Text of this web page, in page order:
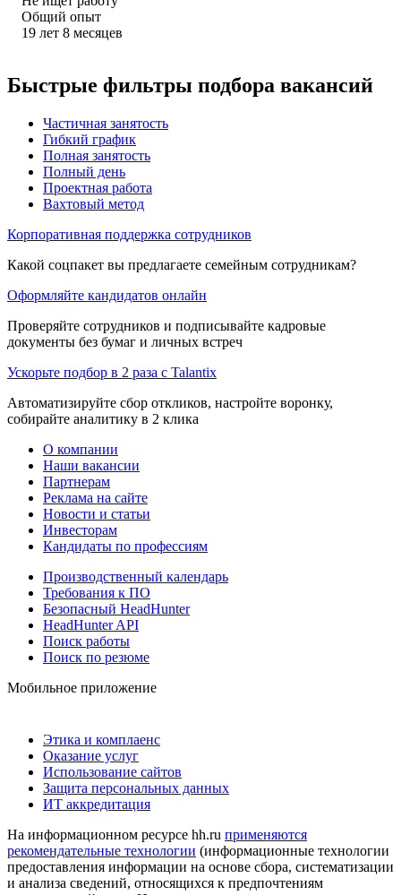
Общий опыт
19 лет 8 месяцев
Быстрые фильтры подбора вакансий
Частичная занятость
Гибкий график
Полная занятость
Полный день
Проектная работа
Вахтовый метод
Корпоративная поддержка сотрудников
Какой соцпакет вы предлагаете семейным сотрудникам?
Оформляйте кандидатов онлайн
Проверяйте сотрудников и подписывайте кадровые
документы без бумаг и личных встреч
Ускорьте подбор в 2 раза с Talantix
Автоматизируйте сбор откликов, настройте воронку,
собирайте аналитику в 2 клика
О компании
Наши вакансии
Партнерам
Реклама на сайте
Новости и статьи
Инвесторам
Кандидаты по профессиям
Производственный календарь
Требования к ПО
Безопасный HeadHunter
HeadHunter API
Поиск работы
Поиск по резюме
Мобильное приложение
Этика и комплаенс
Оказание услуг
Использование сайтов
Защита персональных данных
ИТ аккредитация
На информационном ресурсе hh.ru применяются
рекомендательные технологии (информационные технологии
предоставления информации на основе сбора, систематизации
и анализа сведений, относящихся к предпочтениям